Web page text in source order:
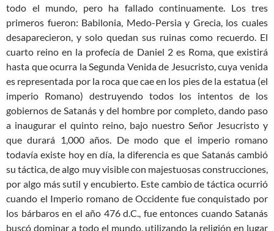
todo el mundo, pero ha fallado continuamente. Los tres
primeros fueron: Babilonia, Medo-Persia y Grecia, los cuales
desaparecieron, y solo quedan sus ruinas como recuerdo. El
cuarto reino en la profecía de Daniel 2es Roma, que existirá
hasta que ocurra la Segunda Venida de Jesucristo, cuya venida
es representada por la roca que cae en los pies de la estatua (el
imperio Romano) destruyendo todos los intentos de los
gobiernos de Satanás y del hombre por completo, dando paso
a inaugurar el quinto reino, bajo nuestro Señor Jesucristo y
que durará 1,000 años. De modo que el imperio romano
todavía existe hoy en día, la diferencia es que Satanás cambió
su táctica, de algo muy visible con majestuosas construcciones,
por algo más sutil y encubierto. Este cambio de táctica ocurrió
cuando el Imperio romano de Occidente fue conquistado por
los bárbaros en el año 476 d.C., fue entonces cuando Satanás
buscó dominar a todo el mundo, utilizando la religión en lugar